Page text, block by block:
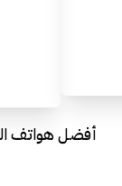
أفضل هواتف